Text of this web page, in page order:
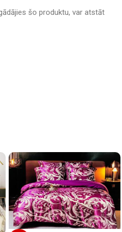
šo produktu, var atstāt